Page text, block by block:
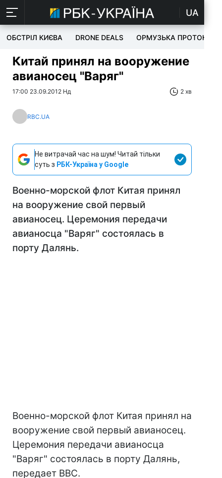
UA
ОБСТРІЛ КИЄВА DRONE DEALS ОРМУЗЬКА ПРОТОКА
Китай принял на вооружение
авианосец "Варяг"
17:00 23.09.2012 Нд 2 хв
RBC.UA
Не витрачай час на шум! Читай тільки
суть з РБК-Україна у Google
Военно-морской флот Китая принял
на вооружение свой первый
авианосец. Церемония передачи
авианосца "Варяг" состоялась в
порту Далянь.
Военно-морской флот Китая принял на
вооружение свой первый авианосец.
Церемония передачи авианосца
"Варяг" состоялась в порту Далянь,
передает BBC.